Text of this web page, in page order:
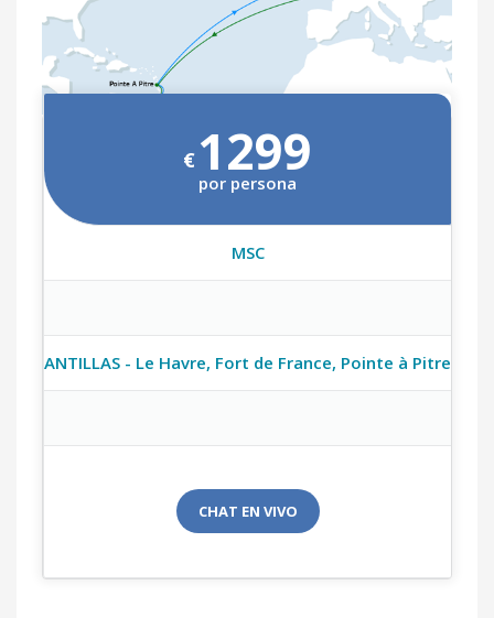
€ 1299
por persona
MSC
ANTILLAS - Le Havre, Fort de France, Pointe à Pitre
CHAT EN VIVO